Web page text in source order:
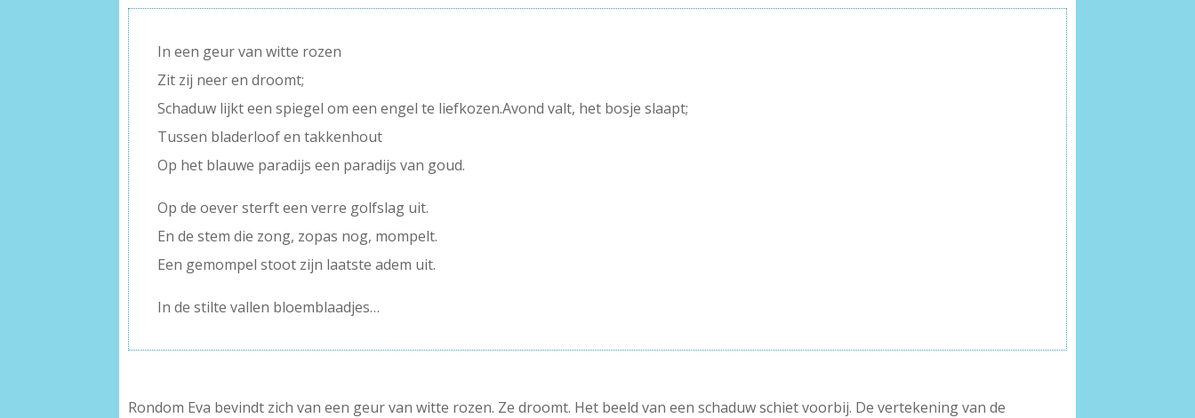
In een geur van witte rozen
Zit zij neer en droomt;
Schaduw lijkt een spiegel om een engel te liefkozen.Avond valt, het bosje slaapt;
Tussen bladerloof en takkenhout
Op het blauwe paradijs een paradijs van goud.
Op de oever sterft een verre golfslag uit.
En de stem die zong, zopas nog, mompelt.
Een gemompel stoot zijn laatste adem uit.
In de stilte vallen bloemblaadjes…
Rondom Eva bevindt zich van een geur van witte rozen. Ze droomt. Het beeld van een schaduw schiet voorbij. De vertekening van de